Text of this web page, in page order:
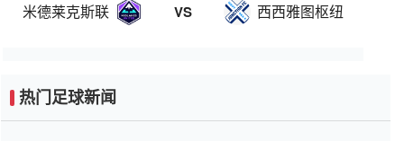
米德莱克斯联 VS 西西雅图枢纽
热门足球新闻